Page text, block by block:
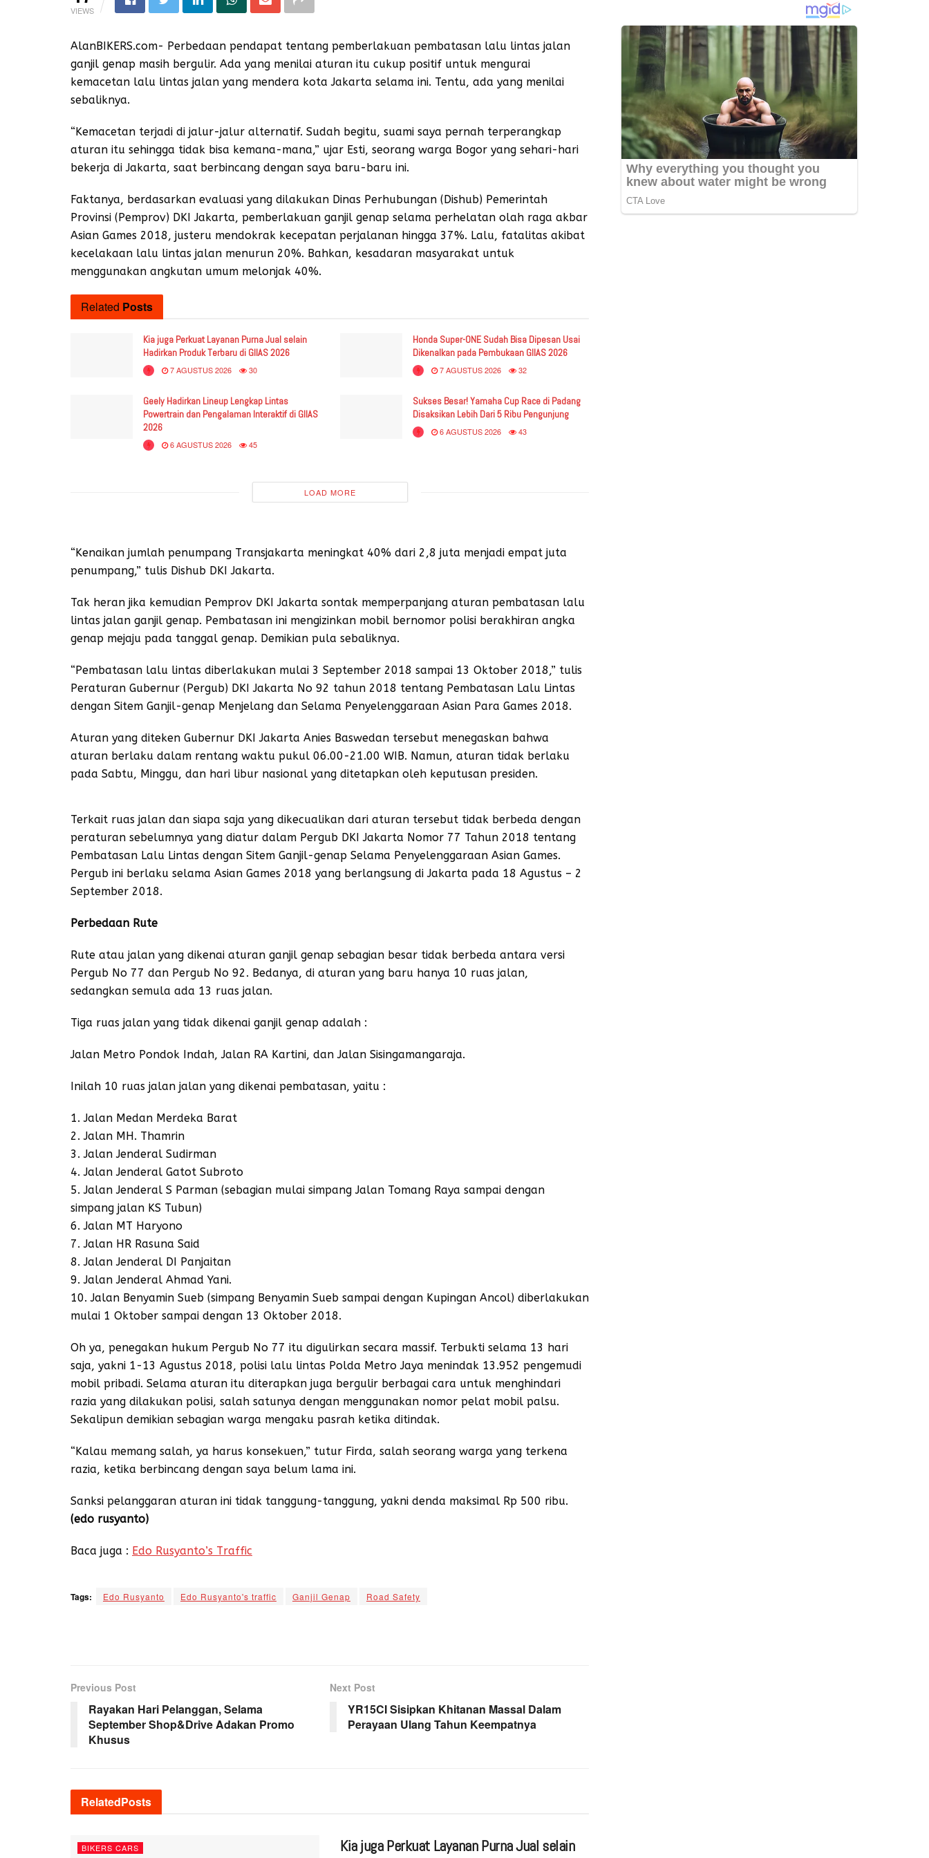
VIEWS
AlanBIKERS.com- Perbedaan pendapat tentang pemberlakuan pembatasan lalu lintas jalan
ganjil genap masih bergulir. Ada yang menilai aturan itu cukup positif untuk mengurai
kemacetan lalu lintas jalan yang mendera kota Jakarta selama ini. Tentu, ada yang menilai
sebaliknya.
“Kemacetan terjadi di jalur-jalur alternatif. Sudah begitu, suami saya pernah terperangkap
aturan itu sehingga tidak bisa kemana-mana,” ujar Esti, seorang warga Bogor yang sehari-hari
bekerja di Jakarta, saat berbincang dengan saya baru-baru ini.
Faktanya, berdasarkan evaluasi yang dilakukan Dinas Perhubungan (Dishub) Pemerintah
Provinsi (Pemprov) DKI Jakarta, pemberlakuan ganjil genap selama perhelatan olah raga akbar
Asian Games 2018, justeru mendokrak kecepatan perjalanan hingga 37%. Lalu, fatalitas akibat
kecelakaan lalu lintas jalan menurun 20%. Bahkan, kesadaran masyarakat untuk
menggunakan angkutan umum melonjak 40%.
Related Posts
Kia juga Perkuat Layanan Purna Jual selain
Hadirkan Produk Terbaru di GIIAS 2026
7 AGUSTUS 2026 30
Honda Super-ONE Sudah Bisa Dipesan Usai
Dikenalkan pada Pembukaan GIIAS 2026
7 AGUSTUS 2026 32
Geely Hadirkan Lineup Lengkap Lintas
Powertrain dan Pengalaman Interaktif di GIIAS
2026
6 AGUSTUS 2026 45
Sukses Besar! Yamaha Cup Race di Padang
Disaksikan Lebih Dari 5 Ribu Pengunjung
6 AGUSTUS 2026 43
LOAD MORE
“Kenaikan jumlah penumpang Transjakarta meningkat 40% dari 2,8 juta menjadi empat juta
penumpang,” tulis Dishub DKI Jakarta.
Tak heran jika kemudian Pemprov DKI Jakarta sontak memperpanjang aturan pembatasan lalu
lintas jalan ganjil genap. Pembatasan ini mengizinkan mobil bernomor polisi berakhiran angka
genap mejaju pada tanggal genap. Demikian pula sebaliknya.
“Pembatasan lalu lintas diberlakukan mulai 3 September 2018 sampai 13 Oktober 2018,” tulis
Peraturan Gubernur (Pergub) DKI Jakarta No 92 tahun 2018 tentang Pembatasan Lalu Lintas
dengan Sitem Ganjil-genap Menjelang dan Selama Penyelenggaraan Asian Para Games 2018.
Aturan yang diteken Gubernur DKI Jakarta Anies Baswedan tersebut menegaskan bahwa
aturan berlaku dalam rentang waktu pukul 06.00-21.00 WIB. Namun, aturan tidak berlaku
pada Sabtu, Minggu, dan hari libur nasional yang ditetapkan oleh keputusan presiden.
Terkait ruas jalan dan siapa saja yang dikecualikan dari aturan tersebut tidak berbeda dengan
peraturan sebelumnya yang diatur dalam Pergub DKI Jakarta Nomor 77 Tahun 2018 tentang
Pembatasan Lalu Lintas dengan Sitem Ganjil-genap Selama Penyelenggaraan Asian Games.
Pergub ini berlaku selama Asian Games 2018 yang berlangsung di Jakarta pada 18 Agustus – 2
September 2018.
Perbedaan Rute
Rute atau jalan yang dikenai aturan ganjil genap sebagian besar tidak berbeda antara versi
Pergub No 77 dan Pergub No 92. Bedanya, di aturan yang baru hanya 10 ruas jalan,
sedangkan semula ada 13 ruas jalan.
Tiga ruas jalan yang tidak dikenai ganjil genap adalah :
Jalan Metro Pondok Indah, Jalan RA Kartini, dan Jalan Sisingamangaraja.
Inilah 10 ruas jalan jalan yang dikenai pembatasan, yaitu :
1. Jalan Medan Merdeka Barat
2. Jalan MH. Thamrin
3. Jalan Jenderal Sudirman
4. Jalan Jenderal Gatot Subroto
5. Jalan Jenderal S Parman (sebagian mulai simpang Jalan Tomang Raya sampai dengan
simpang jalan KS Tubun)
6. Jalan MT Haryono
7. Jalan HR Rasuna Said
8. Jalan Jenderal DI Panjaitan
9. Jalan Jenderal Ahmad Yani.
10. Jalan Benyamin Sueb (simpang Benyamin Sueb sampai dengan Kupingan Ancol) diberlakukan
mulai 1 Oktober sampai dengan 13 Oktober 2018.
Oh ya, penegakan hukum Pergub No 77 itu digulirkan secara massif. Terbukti selama 13 hari
saja, yakni 1-13 Agustus 2018, polisi lalu lintas Polda Metro Jaya menindak 13.952 pengemudi
mobil pribadi. Selama aturan itu diterapkan juga bergulir berbagai cara untuk menghindari
razia yang dilakukan polisi, salah satunya dengan menggunakan nomor pelat mobil palsu.
Sekalipun demikian sebagian warga mengaku pasrah ketika ditindak.
“Kalau memang salah, ya harus konsekuen,” tutur Firda, salah seorang warga yang terkena
razia, ketika berbincang dengan saya belum lama ini.
Sanksi pelanggaran aturan ini tidak tanggung-tanggung, yakni denda maksimal Rp 500 ribu.
(edo rusyanto)
Baca juga : Edo Rusyanto’s Traffic
Tags: Edo Rusyanto Edo Rusyanto's traffic Ganjil Genap Road Safety
Previous Post
Rayakan Hari Pelanggan, Selama
September Shop&Drive Adakan Promo
Khusus
Next Post
YR15CI Sisipkan Khitanan Massal Dalam
Perayaan Ulang Tahun Keempatnya
RelatedPosts
BIKERS CARS
Kia juga Perkuat Layanan Purna Jual selain